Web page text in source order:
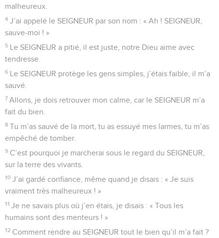
malheureux.
4 J’ai appelé le SEIGNEUR par son nom : « Ah ! SEIGNEUR,
sauve-moi ! »
5 Le SEIGNEUR a pitié, il est juste, notre Dieu aime avec
tendresse.
6 Le SEIGNEUR protège les gens simples, j’étais faible, il m’a
sauvé.
7 Allons, je dois retrouver mon calme, car le SEIGNEUR m’a
fait du bien.
8 Tu m’as sauvé de la mort, tu as essuyé mes larmes, tu m’as
empêché de tomber.
9 C’est pourquoi je marcherai sous le regard du SEIGNEUR,
sur la terre des vivants.
10 J’ai gardé confiance, même quand je disais : « Je suis
vraiment très malheureux ! »
11 Je ne savais plus où j’en étais, je disais : « Tous les
humains sont des menteurs ! »
12 Comment rendre au SEIGNEUR tout le bien qu’il m’a fait ?